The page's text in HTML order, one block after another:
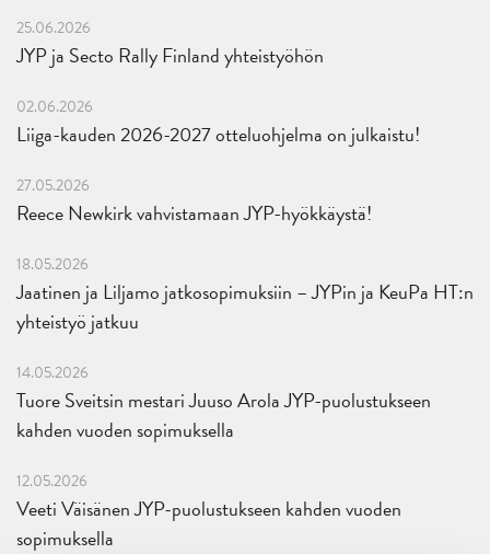
25.06.2026
JYP ja Secto Rally Finland yhteistyöhön
02.06.2026
Liiga-kauden 2026-2027 otteluohjelma on julkaistu!
27.05.2026
Reece Newkirk vahvistamaan JYP-hyökkäystä!
18.05.2026
Jaatinen ja Liljamo jatkosopimuksiin – JYPin ja KeuPa HT:n
yhteistyö jatkuu
14.05.2026
Tuore Sveitsin mestari Juuso Arola JYP-puolustukseen
kahden vuoden sopimuksella
12.05.2026
Veeti Väisänen JYP-puolustukseen kahden vuoden
sopimuksella